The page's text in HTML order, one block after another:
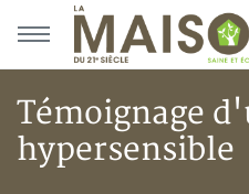
Aller au menu principal
Aller au contenu principal
Témoignage
hypersensible